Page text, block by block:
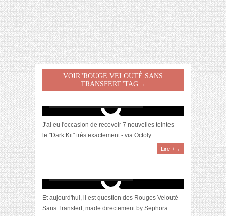
VOIR"ROUGE VELOUTÉ SANS
TRANSFERT"TAG→
[Revue] Les Rouges Velouté Sans Transfert
par Sephora #2
J'ai eu l'occasion de recevoir 7 nouvelles teintes -
le "Dark Kit" très exactement - via Octoly....
Lire +→
[Revue] Les Rouges Velouté Sans Transfert
Et aujourd'hui, il est question des Rouges Velouté
Sans Transfert, made directement by Sephora. ...